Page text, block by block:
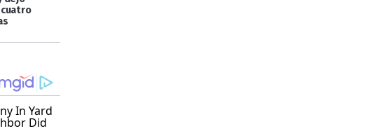
cuatro